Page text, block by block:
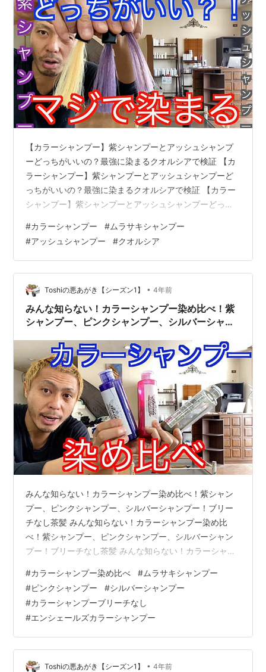
【カラーシャンプー】紫シャンプーとアッシュシャンプ
ーどっちがいいの？最強に染まるクオルシアで検証 【カ
ラーシャンプー】紫シャンプーとアッシュシャンプーど
っちがいいの？最強に染まるクオルシアで検証 【カラー
シャンプー】紫シャンプーとアッシュシャンプーどっち
www.youtube.com
#カラーシャンプー #ムラサキシャンプー
#アッシュシャンプー #クオルシア
Toshiの悪あがき【シーズン1】 • 4年前
みんな知らない！カラーシャンプー染め比べ！紫
シャンプー、ピンクシャンプー、シルバーシャン
みんな知らない！カラーシャンプー染め比べ！紫シャン
プー、ピンクシャンプー、シルバーシャンプー！ブリー
チなし茶髪 みんな知らない！カラーシャンプー染め比
べ！紫シャンプー、ピンクシャンプー、シルバーシャン
プー！ブリーチなし茶髪 みんな知らない！カラーシャン
バーシャンプー！ブリーチなし茶髪 www.youtube.com
#カラーシャンプー染め比べ #ムラサキシャンプー
#ピンクシャンプー #シルバーシャンプー
#カラーシャンプーブリーチなし
#エンシェールズカラーシャンプー
Toshiの悪あがき【シーズン1】 • 4年前